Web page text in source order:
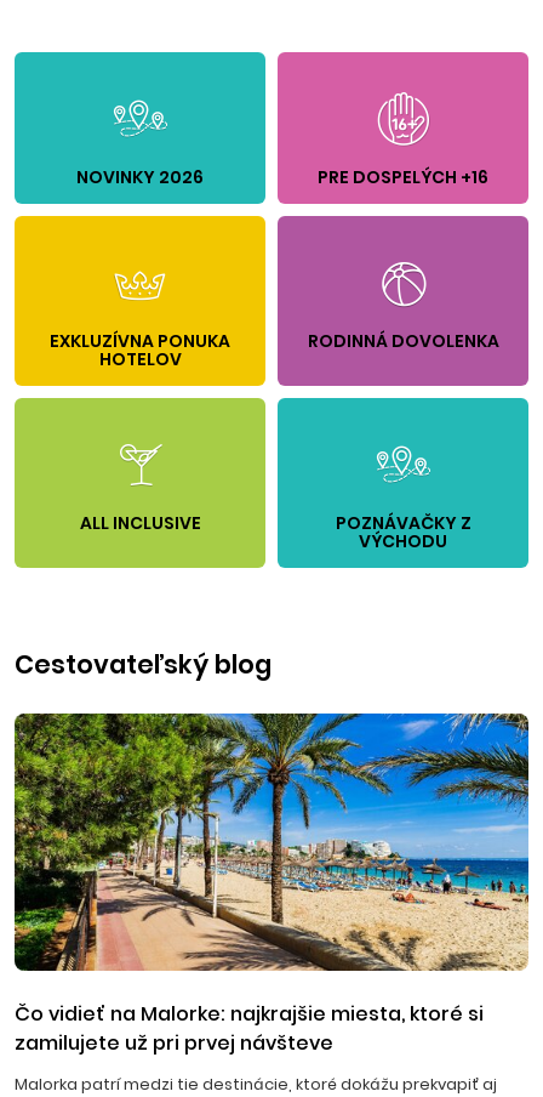
NOVINKY 2026 PRE DOSPELÝCH +16
EXKLUZÍVNA PONUKA
HOTELOV
RODINNÁ DOVOLENKA
ALL INCLUSIVE POZNÁVAČKY Z
VÝCHODU
Cestovateľský blog
Čo vidieť na Malorke: najkrajšie miesta, ktoré si
zamilujete už pri prvej návšteve
Malorka patrí medzi tie destinácie, ktoré dokážu prekvapiť aj